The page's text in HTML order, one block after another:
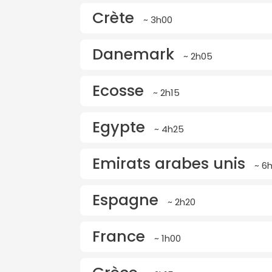
Crète ~ 3h00
Danemark ~ 2h05
Ecosse ~ 2h15
Egypte ~ 4h25
Emirats arabes unis ~
Espagne ~ 2h20
France ~ 1h00